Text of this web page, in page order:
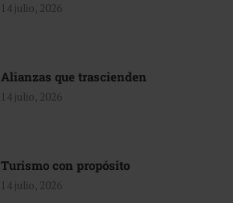
14 julio, 2026
Alianzas que trascienden
14 julio, 2026
Turismo con propósito
14 julio, 2026